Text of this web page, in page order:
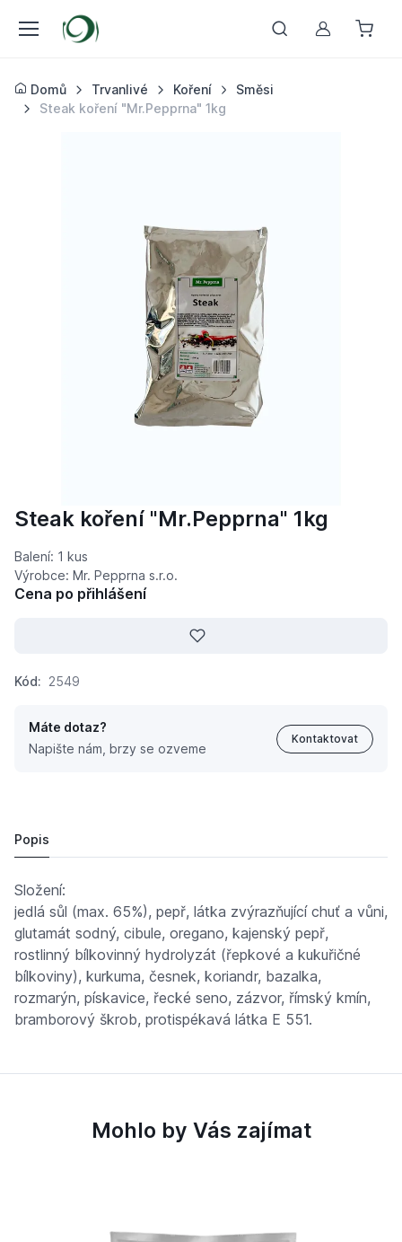
Můj účet
Domů Trvanlivé Koření
Směsi
Steak koření "Mr.Pepprna" 1kg
Steak koření "Mr.Pepprna" 1kg
Balení: 1 kus
Výrobce: Mr. Pepprna s.r.o.
Cena po přihlášení
Kód: 2549
Máte dotaz?
Napište nám, brzy se ozveme
Kontaktovat
Popis
Složení:
jedlá sůl (max. 65%), pepř, látka zvýrazňující chuť a vůni,
glutamát sodný, cibule, oregano, kajenský pepř,
rostlinný bílkovinný hydrolyzát (řepkové a kukuřičné
bílkoviny), kurkuma, česnek, koriandr, bazalka,
rozmarýn, pískavice, řecké seno, zázvor, římský kmín,
bramborový škrob, protispékavá látka E 551.
Mohlo by Vás zajímat